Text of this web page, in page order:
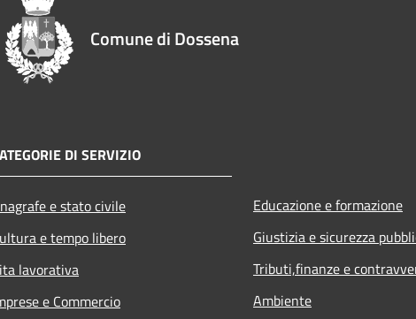
Comune di Dossena
DI SERVIZIO
e stato civile
e tempo libero
lavorativa
e Commercio
Educazione e formazione
Giustizia e sicurezza
Tributi,finanze e
Ambiente